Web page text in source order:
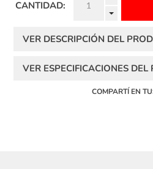
CANTIDAD:
VER DESCRIPCIÓN DEL
VER ESPECIFICACIONES DEL
COMPARTÍ EN